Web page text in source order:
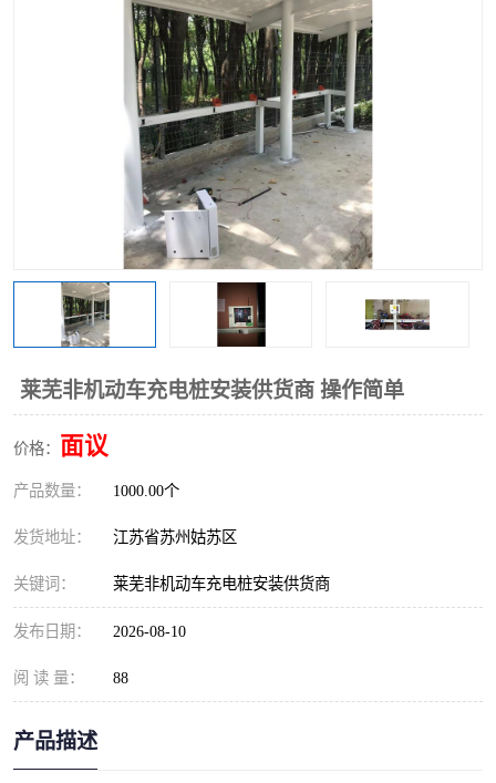
莱芜非机动车充电桩安装供货商 操作简单
价格： 面议
产品数量： 1000.00个
发货地址： 江苏省苏州姑苏区
关键词： 莱芜非机动车充电桩安装供货商
发布日期： 2026-08-10
阅 读 量： 88
产品描述